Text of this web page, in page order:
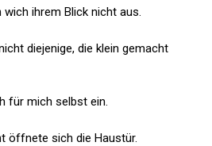
ihrem Blick nicht aus.
diejenige, die klein gemacht
für mich selbst ein.
öffnete sich die Haustür.